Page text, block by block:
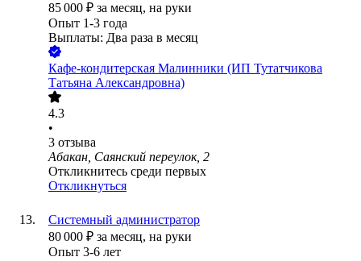
85 000 ₽ за месяц, на руки
Опыт 1-3 года
Выплаты: Два раза в месяц
Кафе-кондитерская Малинники (ИП Тутатчикова
Татьяна Александровна)
4.3
•
3 отзыва
Абакан, Саянский переулок, 2
Откликнитесь среди первых
Откликнуться
Системный администратор
80 000 ₽ за месяц, на руки
Опыт 3-6 лет